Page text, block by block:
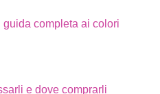
completa ai colori
e dove comprarli